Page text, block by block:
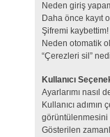
Neden giriş
Daha önce kayıt
Şifremi kaybettim!
Neden otomatik
“Çerezleri sil”
Kullanıcı
Ayarlarımı nasıl
Kullanıcı
görüntülenmesini
Gösterilen